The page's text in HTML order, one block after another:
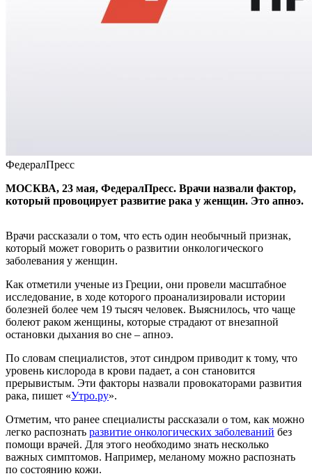
ФедералПресс
МОСКВА, 23 мая, ФедералПресс. Врачи назвали фактор,
который провоцирует развитие рака у женщин. Это апноэ.
Врачи рассказали о том, что есть один необычный признак,
который может говорить о развитии онкологического
заболевания у женщин.
Как отметили ученые из Греции, они провели масштабное
исследование, в ходе которого проанализировали истории
болезней более чем 19 тысяч человек. Выяснилось, что чаще
болеют раком женщины, которые страдают от внезапной
остановки дыхания во сне – апноэ.
По словам специалистов, этот синдром приводит к тому, что
уровень кислорода в крови падает, а сон становится
прерывистым. Эти факторы назвали провокаторами развития
рака, пишет «Утро.ру».
Отметим, что ранее специалисты рассказали о том, как можно
легко распознать развитие онкологических заболеваний без
помощи врачей. Для этого необходимо знать несколько
важных симптомов. Например, меланому можно распознать
по состоянию кожи.